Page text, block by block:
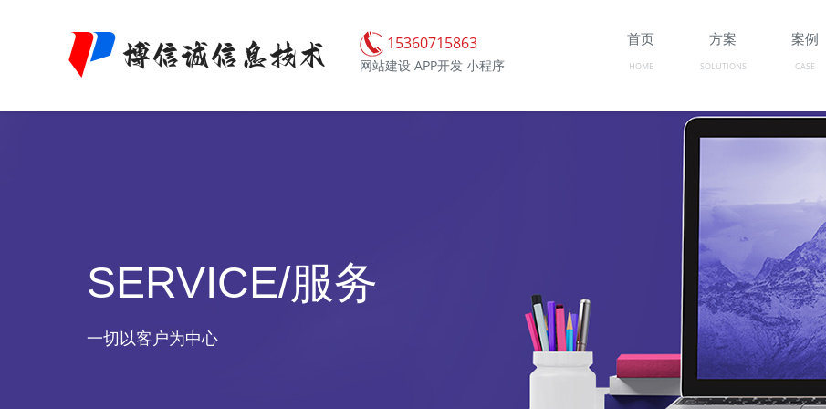
15360715863
网站建设 APP开发 小程序
首页
HOME
方案
SOLUTIONS
案例
CASE
SERVICE/服务
一切以客户为中心